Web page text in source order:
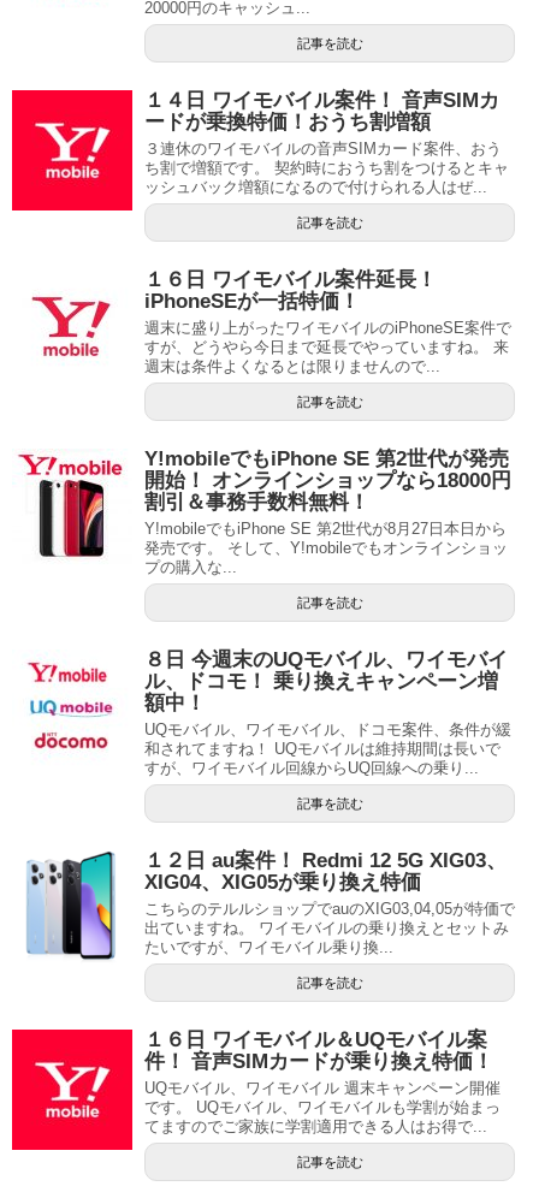
20000円のキャッシュ...
記事を読む
１４日 ワイモバイル案件！ 音声SIMカ
ードが乗換特価！おうち割増額
３連休のワイモバイルの音声SIMカード案件、おう
ち割で増額です。 契約時におうち割をつけるとキャ
ッシュバック増額になるので付けられる人はぜ...
記事を読む
１６日 ワイモバイル案件延長！
iPhoneSEが一括特価！
週末に盛り上がったワイモバイルのiPhoneSE案件で
すが、どうやら今日まで延長でやっていますね。 来
週末は条件よくなるとは限りませんので...
記事を読む
Y!mobileでもiPhone SE 第2世代が発売
開始！ オンラインショップなら18000円
割引＆事務手数料無料！
Y!mobileでもiPhone SE 第2世代が8月27日本日から
発売です。 そして、Y!mobileでもオンラインショッ
プの購入な...
記事を読む
８日 今週末のUQモバイル、ワイモバイ
ル、ドコモ！ 乗り換えキャンペーン増
額中！
UQモバイル、ワイモバイル、ドコモ案件、条件が緩
和されてますね！ UQモバイルは維持期間は長いで
すが、ワイモバイル回線からUQ回線への乗り...
記事を読む
１２日 au案件！ Redmi 12 5G XIG03、
XIG04、XIG05が乗り換え特価
こちらのテルルショップでauのXIG03,04,05が特価で
出ていますね。 ワイモバイルの乗り換えとセットみ
たいですが、ワイモバイル乗り換...
記事を読む
１６日 ワイモバイル＆UQモバイル案
件！ 音声SIMカードが乗り換え特価！
UQモバイル、ワイモバイル 週末キャンペーン開催
です。 UQモバイル、ワイモバイルも学割が始まっ
てますのでご家族に学割適用できる人はお得で...
記事を読む